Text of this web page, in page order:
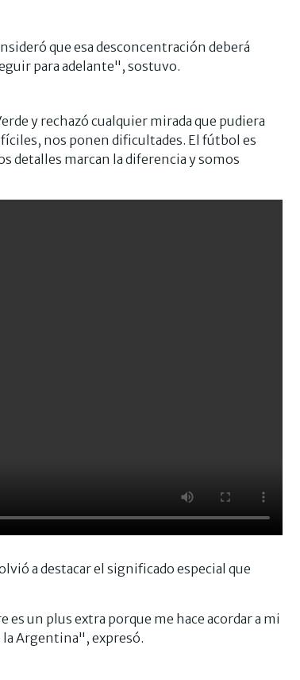
que esa desconcentración deberá
para adelante", sostuvo.
y rechazó cualquier mirada que pudiera
nos ponen dificultades. El fútbol es
detalles marcan la diferencia y somos
a destacar el significado especial que
un plus extra porque me hace acordar a mi
la Argentina", expresó.